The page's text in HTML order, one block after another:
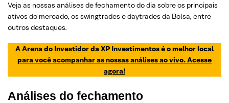
Veja as nossas análises de fechamento do dia sobre os principais
ativos do mercado, os swingtrades e daytrades da Bolsa, entre
outros destaques.
A Arena do Investidor da XP Investimentos é o melhor local
para você acompanhar as nossas análises ao vivo. Acesse
agora!
Análises do fechamento